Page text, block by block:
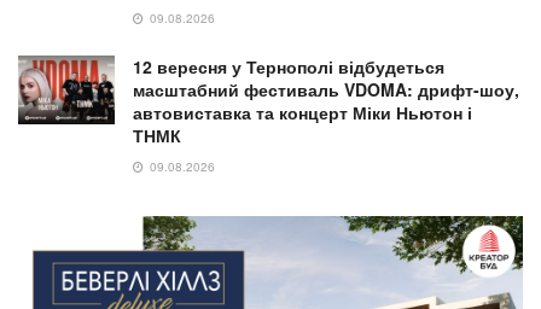
09.08.2026
12 вересня у Тернополі відбудеться
масштабний фестиваль VDOMA: дрифт-шоу,
автовиставка та концерт Міки Ньютон і
ТНМК
09.08.2026